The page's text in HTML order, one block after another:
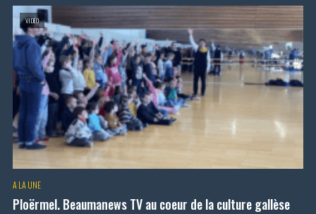
VIDÉO
A LA UNE
Ploërmel. Beaumanews TV au coeur de la culture gallèse